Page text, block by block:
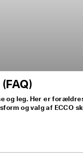
og leg. Her er
og valg af ECCO